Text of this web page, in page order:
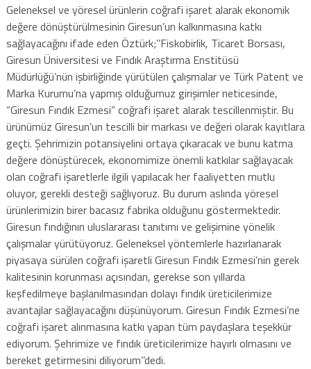
Geleneksel ve yöresel ürünlerin coğrafi işaret alarak ekonomik
değere dönüştürülmesinin Giresun’un kalkınmasına katkı
sağlayacağını ifade eden Öztürk;’’Fiskobirlik, Ticaret Borsası,
Giresun Üniversitesi ve Fındık Araştırma Enstitüsü
Müdürlüğü’nün işbirliğinde yürütülen çalışmalar ve Türk Patent ve
Marka Kurumu’na yapmış olduğumuz girişimler neticesinde,
“Giresun Fındık Ezmesi” coğrafi işaret alarak tescillenmiştir. Bu
ürünümüz Giresun’un tescilli bir markası ve değeri olarak kayıtlara
geçti. Şehrimizin potansiyelini ortaya çıkaracak ve bunu katma
değere dönüştürecek, ekonomimize önemli katkılar sağlayacak
olan coğrafi işaretlerle ilgili yapılacak her faaliyetten mutlu
oluyor, gerekli desteği sağlıyoruz. Bu durum aslında yöresel
ürünlerimizin birer bacasız fabrika olduğunu göstermektedir.
Giresun fındığının uluslararası tanıtımı ve gelişimine yönelik
çalışmalar yürütüyoruz. Geleneksel yöntemlerle hazırlanarak
piyasaya sürülen coğrafi işaretli Giresun Fındık Ezmesi’nin gerek
kalitesinin korunması açısından, gerekse son yıllarda
keşfedilmeye başlanılmasından dolayı fındık üreticilerimize
avantajlar sağlayacağını düşünüyorum. Giresun Fındık Ezmesi’ne
coğrafi işaret alınmasına katkı yapan tüm paydaşlara teşekkür
ediyorum. Şehrimize ve fındık üreticilerimize hayırlı olmasını ve
bereket getirmesini diliyorum’’dedi.